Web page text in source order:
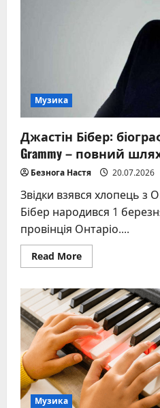
Музика
Джастін Бібер:
Grammy – повний
Безнога Настя 20.07.2026
Звідки взявся хлопець з
Бібер народився 1
провінція Онтаріо....
Read MoreRead
more
Бібер:
біографія
від
YouTube
до
Grammy
–
повний
шлях
до
слави
Музика